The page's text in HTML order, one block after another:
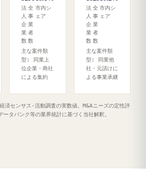
法
人
企
業
数
全
事
業
者
数
市内シ
ェア
主な案件類
型: 同業上
位企業・商社
による集約
法
人
企
業
数
全
事
業
者
数
市内シ
ェア
主な案件類
型: 同業他
社・元請けに
よる事業承継
センサス‐活動調査の実数値。M&Aニーズの定性評
ータバンク等の業界統計に基づく当社解釈。